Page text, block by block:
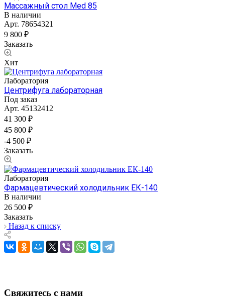
Массажный стол Med 85
В наличии
Арт. 78654321
9 800 ₽
Заказать
Хит
Лаборатория
Центрифуга лабораторная
Под заказ
Арт. 45132412
41 300 ₽
45 800 ₽
-4 500 ₽
Заказать
Лаборатория
Фармацевтический холодильник ЕК-140
В наличии
26 500 ₽
Заказать
Назад к списку
Свяжитесь с нами